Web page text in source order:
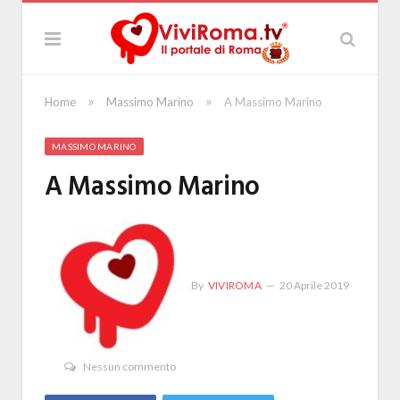
Home » Massimo Marino » A Massimo Marino
MASSIMO MARINO
A Massimo Marino
By VIVIROMA 20 Aprile 2019
Nessun commento